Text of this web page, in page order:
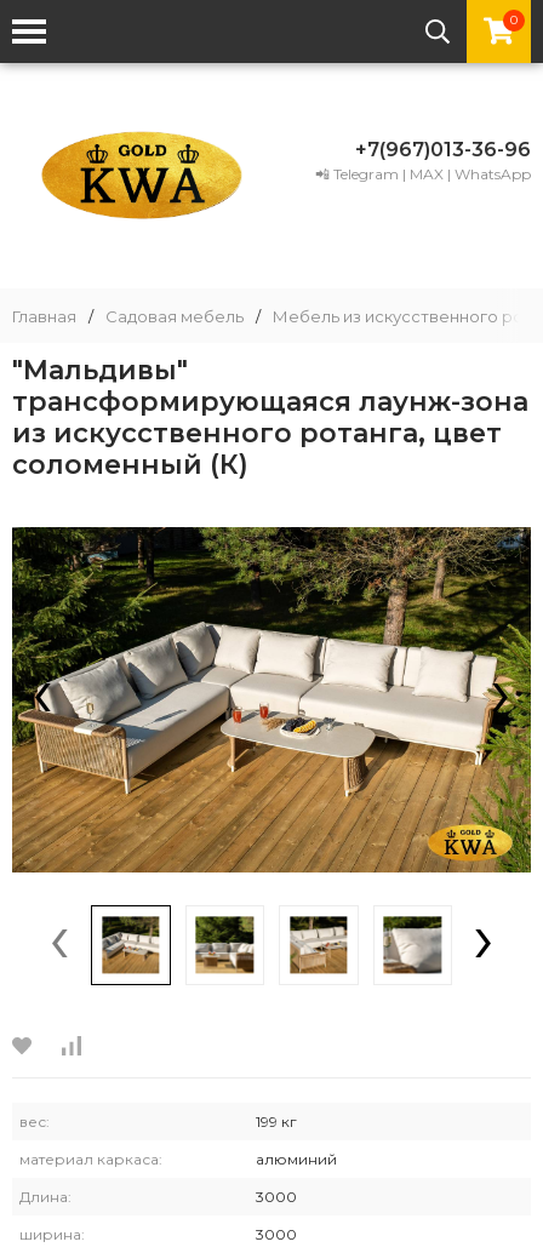
0
+7(967)013-36-96
📲 Telegram | MAX | WhatsApp
Главная / Садовая мебель / Мебель из искусственного
"Мальдивы"
трансформирующаяся лаунж-зона
из искусственного ротанга, цвет
соломенный (К)
‹ ›
‹ ›
вес: 199 кг
материал каркаса: алюминий
Длина: 3000
ширина: 3000